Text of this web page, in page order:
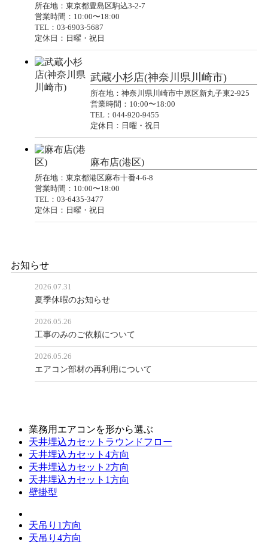
所在地：東京都豊島区駒込3-2-7
営業時間：10:00〜18:00
TEL：03-6903-5687
定休日：日曜・祝日
武蔵小杉店(神奈川県川崎市)
所在地：神奈川県川崎市中原区新丸子東2-925
営業時間：10:00〜18:00
TEL：044-920-9455
定休日：日曜・祝日
麻布店(港区)
所在地：東京都港区麻布十番4-6-8
営業時間：10:00〜18:00
TEL：03-6435-3477
定休日：日曜・祝日
お知らせ
2026.07.31
夏季休暇のお知らせ
2026.05.26
工事のみのご依頼について
2026.05.26
エアコン部材の再利用について
業務用エアコンを形から選ぶ
天井埋込カセットラウンドフロー
天井埋込カセット4方向
天井埋込カセット2方向
天井埋込カセット1方向
壁掛型
天吊り1方向
天吊り4方向